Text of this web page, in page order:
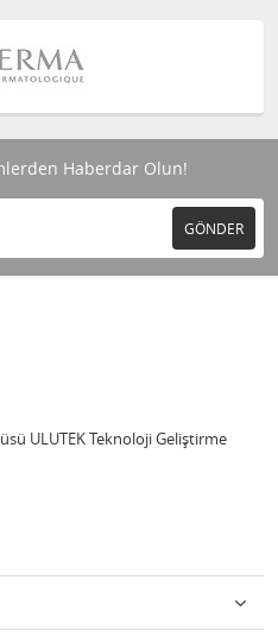
Haberdar Olun!
GÖNDER
ULUTEK Teknoloji Geliştirme